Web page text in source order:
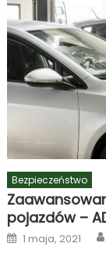
jednostkach
[…]
Bezpieczeństwo
pojazdów –
Posted
on
1 maja, 2021